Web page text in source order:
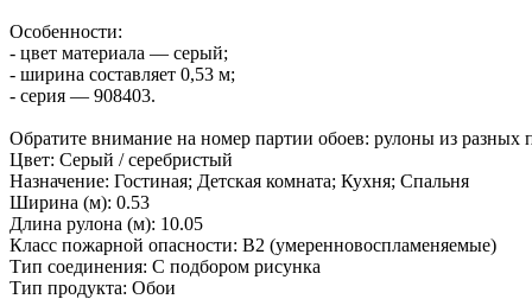
Особенности:
- цвет материала — серый;
- ширина составляет 0,53 м;
- серия — 908403.
Обратите внимание на номер партии обоев: рулоны из разных
Цвет: Серый / серебристый
Назначение: Гостиная; Детская комната; Кухня; Спальня
Ширина (м): 0.53
Длина рулона (м): 10.05
Класс пожарной опасности: В2 (умеренновоспламеняемые)
Тип соединения: С подбором рисунка
Тип продукта: Обои